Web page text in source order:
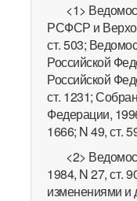
<1>
РСФСР и
ст. 503;
Российской
Российской
ст. 1231;
Федерации,
1666; N 49, ст.
<2>
1984, N 27, ст.
изменениями и